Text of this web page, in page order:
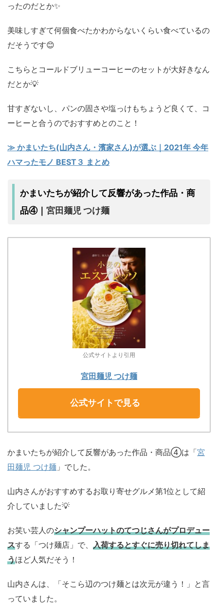
ったのだとか✨
美味しすぎて何個食べたかわからないくらい食べているの
だそうです😊
こちらとコールドブリューコーヒーのセットが大好きなん
だとか💡
甘すぎないし、パンの固さや塩っけもちょうど良くて、コ
ーヒーと合うのでおすすめとのこと！
≫ かまいたち(山内さん・濱家さん)が選ぶ｜2021年 今年
ハマったモノ BEST３ まとめ
かまいたちが紹介して反響があった作品・商
品④｜宮田麺児 つけ麺
公式サイトより引用
宮田麺児 つけ麺
公式サイトで見る
かまいたちが紹介して反響があった作品・商品④は「宮
田麺児 つけ麺 」でした。
山内さんがおすすめするお取り寄せグルメ第1位として紹
介していました💡
お笑い芸人のシャンプーハットのてつじさんがプロデュー
スする「つけ麺店」で、 入荷するとすぐに売り切れてしま
うほど人気だそう！
山内さんは、「そこら辺のつけ麺とは次元が違う！」と言
っていました。